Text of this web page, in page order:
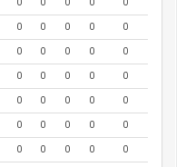
0 0 0 0
0
0 0 0 0
0
0 0 0 0
0
0 0 0 0
0
0 0 0 0
0
0 0 0 0
0